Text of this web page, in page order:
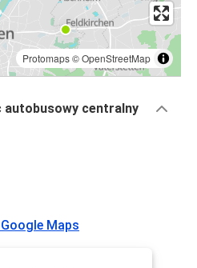
Protomaps©OpenStreetMap
autobusowy centralny
Maps